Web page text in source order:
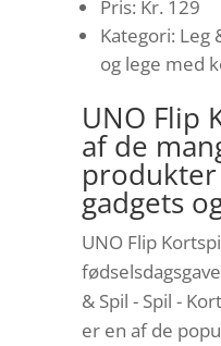
Pris: Kr. 129
Kategori: Leg
og lege med
UNO Flip
af de
gadgets
UNO Flip
& Spil - Spil -
er en af de